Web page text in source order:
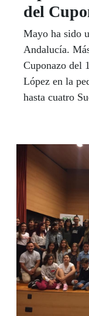
del
Mayo ha sido
Andalucía.
Cuponazo del
López en la
hasta cuatro
capital
dados por
minero de San
entre 17
mismo
todas el